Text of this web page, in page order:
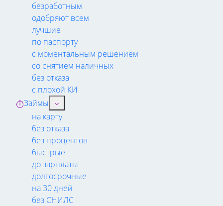
безработным
одобряют всем
лучшие
по паспорту
с моментальным решением
со снятием наличных
без отказа
с плохой КИ
Займы
на карту
без отказа
без процентов
быстрые
до зарплаты
долгосрочные
на 30 дней
без СНИЛС